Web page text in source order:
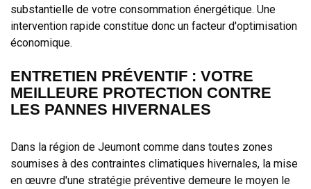
substantielle de votre consommation énergétique. Une
intervention rapide constitue donc un facteur d'optimisation
économique.
ENTRETIEN PRÉVENTIF : VOTRE
MEILLEURE PROTECTION CONTRE
LES PANNES HIVERNALES
Dans la région de Jeumont comme dans toutes zones
soumises à des contraintes climatiques hivernales, la mise
en œuvre d'une stratégie préventive demeure le moyen le